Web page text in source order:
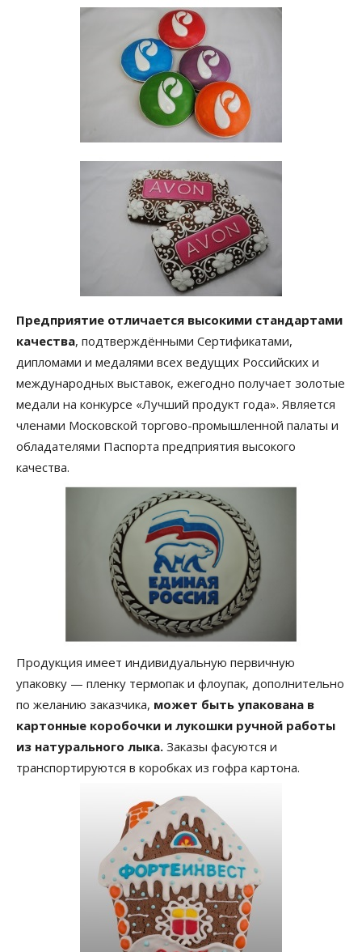
Предприятие отличается высокими стандартами
качества, подтверждёнными Сертификатами,
дипломами и медалями всех ведущих Российских и
международных выставок, ежегодно получает золотые
медали на конкурсе «Лучший продукт года». Является
членами Московской торгово-промышленной палаты и
обладателями Паспорта предприятия высокого
качества.
Продукция имеет индивидуальную первичную
упаковку — пленку термопак и флоупак, дополнительно
по желанию заказчика, может быть упакована в
картонные коробочки и лукошки ручной работы
из натурального лыка. Заказы фасуются и
транспортируются в коробках из гофра картона.